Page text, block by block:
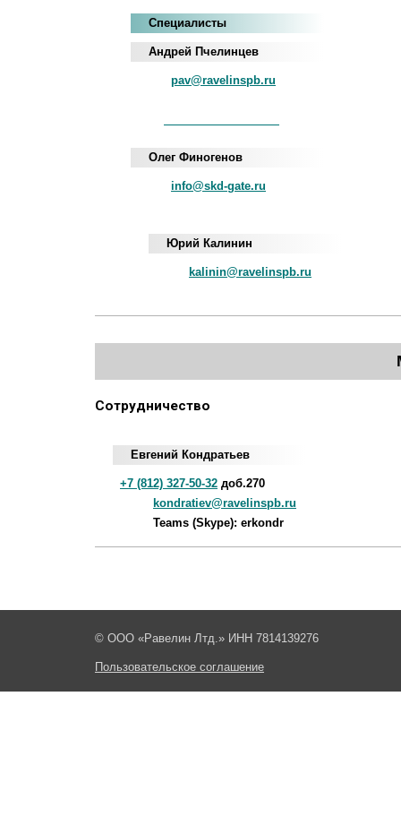
Специалисты
Андрей Пчелинцев
pav@ravelinspb.ru
Олег Финогенов
info@skd-gate.ru
Юрий Калинин
kalinin@ravelinspb.ru
Сотрудничество
Евгений Кондратьев
+7 (812) 327-50-32 доб.270
kondratiev@ravelinspb.ru
Teams (Skype): erkondr
© ООО «Равелин Лтд.» ИНН 7814139276
Пользовательское соглашение